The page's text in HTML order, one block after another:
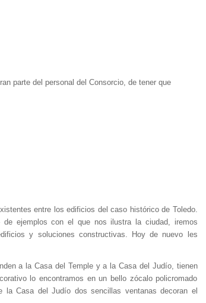
parte del personal del Consorcio, de tener que
entre los edificios del caso histórico de Toledo.
ejemplos con el que nos ilustra la ciudad, iremos
y soluciones constructivas. Hoy de nuevo les
a la Casa del Temple y a la Casa del Judío, tienen
lo encontramos en un bello zócalo policromado
la Casa del Judío dos sencillas ventanas decoran el